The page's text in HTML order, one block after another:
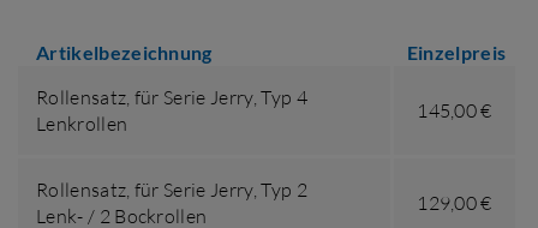
Artikelbezeichnung Einzelpreis
Rollensatz, für Serie Jerry,Typ 4
Lenkrollen
145,00 €
Rollensatz, für Serie Jerry,Typ 2
Lenk- / 2 Bockrollen
129,00 €